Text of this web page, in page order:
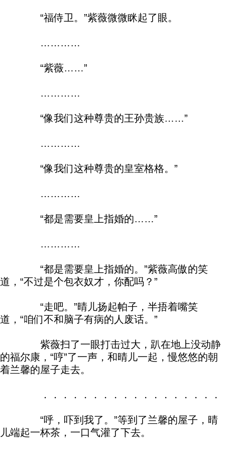
“福侍卫。”紫薇微微眯起了眼。
…………
“紫薇……”
…………
“像我们这种尊贵的王孙贵族……”
…………
“像我们这种尊贵的皇室格格。”
…………
“都是需要皇上指婚的……”
…………
“都是需要皇上指婚的。”紫薇高傲的笑
道，“不过是个包衣奴才，你配吗？”
“走吧。”晴儿扬起帕子，半捂着嘴笑
道，“咱们不和脑子有病的人废话。”
紫薇扫了一眼打击过大，趴在地上没动静
的福尔康，“哼”了一声，和晴儿一起，慢悠悠的朝
着兰馨的屋子走去。
．．．．．．．．．．．．．．．．．．．．
“呼，吓到我了。”等到了兰馨的屋子，晴
儿端起一杯茶，一口气灌了下去。